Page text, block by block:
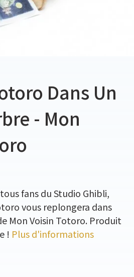
Dans Un
- Mon
fans du Studio Ghibli,
vous replongera dans
Mon Voisin Totoro. Produit
! Plus d'informations